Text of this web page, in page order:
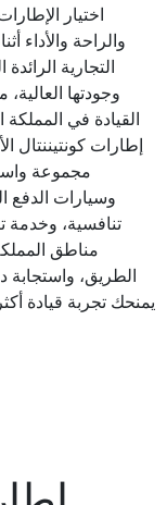
اختيار
والراحة والأداء
التجارية
وجودتها
القيادة في
إطارات كونتيننتال
مجموعة
وسيارات الدفع
تنافسية،
مناطق
الطريق، واستجابة
يمنحك تجربة قيادة